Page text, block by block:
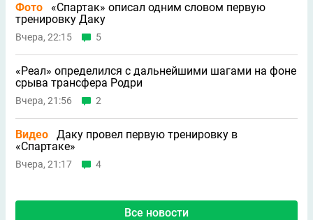
Фото
«Спартак» описал одним словом первую
тренировку Даку
Вчера, 22:15 5
«Реал» определился с дальнейшими шагами на фоне
срыва трансфера Родри
Вчера, 21:56 2
Видео
Даку провел первую тренировку в
«Спартаке»
Вчера, 21:17 4
Все новости